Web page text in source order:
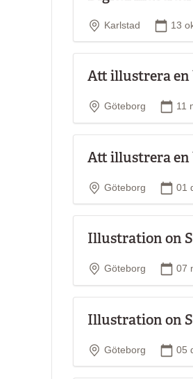
Plats
Karlstad 13
Att illustrera en
Plats
Göteborg 11
Att illustrera en
Plats
Göteborg 01
Illustration on
Plats
Göteborg 07
Illustration on
Plats
Göteborg 05